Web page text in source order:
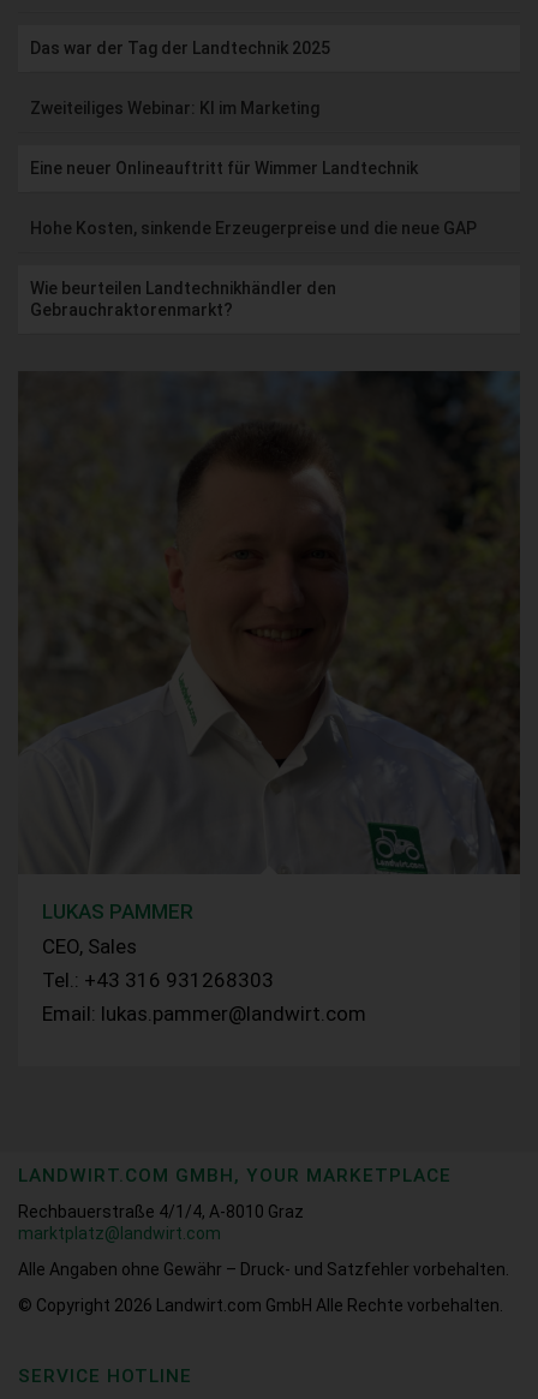
Das war der Tag der Landtechnik 2025
Zweiteiliges Webinar: KI im Marketing
Eine neuer Onlineauftritt für Wimmer Landtechnik
Hohe Kosten, sinkende Erzeugerpreise und die neue GAP
Wie beurteilen Landtechnikhändler den
Gebrauchraktorenmarkt?
LUKAS PAMMER
CEO, Sales
Tel.: +43 316 931268303
Email: lukas.pammer@landwirt.com
LANDWIRT.COM GMBH, YOUR MARKETPLACE
Rechbauerstraße 4/1/4, A-8010 Graz
marktplatz@landwirt.com
Alle Angaben ohne Gewähr – Druck- und Satzfehler vorbehalten.
© Copyright 2026 Landwirt.com GmbH Alle Rechte vorbehalten.
SERVICE HOTLINE